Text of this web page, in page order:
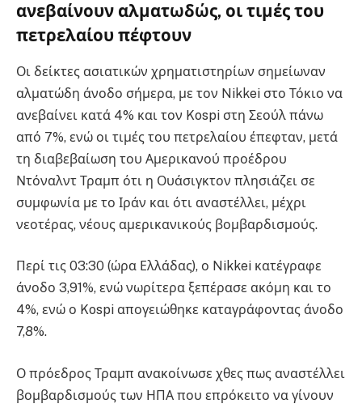
ανεβαίνουν αλματωδώς, οι τιμές του
πετρελαίου πέφτουν
Οι δείκτες ασιατικών χρηματιστηρίων σημείωναν
αλματώδη άνοδο σήμερα, με τον Nikkei στο Τόκιο να
ανεβαίνει κατά 4% και τον Kospi στη Σεούλ πάνω
από 7%, ενώ οι τιμές του πετρελαίου έπεφταν, μετά
τη διαβεβαίωση του Αμερικανού προέδρου
Ντόναλντ Τραμπ ότι η Ουάσιγκτον πλησιάζει σε
συμφωνία με το Ιράν και ότι αναστέλλει, μέχρι
νεοτέρας, νέους αμερικανικούς βομβαρδισμούς.
Περί τις 03:30 (ώρα Ελλάδας), ο Nikkei κατέγραφε
άνοδο 3,91%, ενώ νωρίτερα ξεπέρασε ακόμη και το
4%, ενώ ο Kospi απογειώθηκε καταγράφοντας άνοδο
7,8%.
Ο πρόεδρος Τραμπ ανακοίνωσε χθες πως αναστέλλει
βομβαρδισμούς των ΗΠΑ που επρόκειτο να γίνουν